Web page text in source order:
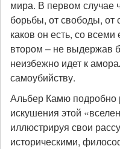
мира. В первом случае
борьбы, от свободы, от
каков он есть, со
втором – не выдержав
неизбежно идет к
самоубийству.
Альбер Камю подробно
искушения этой
иллюстрируя свои
историческими,